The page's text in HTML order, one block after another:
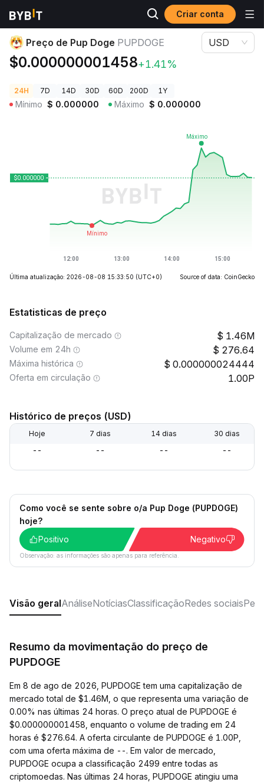
Criar conta
Preços de Criptomoedas Preço de Pup Doge PUPDOGE
Preço de Pup Doge PUPDOGE
$0.000000001458+1.41%
USD
24H 7D 14D 30D 60D 200D 1Y
Mínimo $ 0.000000 Máximo $ 0.000000
Última atualização: 2026-08-08 15:33:50 (UTC+0) Source of data: CoinGecko
Estatisticas de preço
Capitalização de mercado 1.46M
Volume em 24h 276.64
Máxima histórica 0.000000024444
Oferta em circulação 1.00P
Histórico de preços (USD)
Hoje 7 dias 14 dias 30 dias
-- -- -- --
Como você se sente sobre o/a Pup Doge (PUPDOGE)
hoje?
Positivo
Negativo
Observação: as informações são apenas para referência.
Visão geralAnáliseNotíciasClassificaçãoRedes sociais
Resumo da movimentação do preço de
PUPDOGE
Em 8 de ago de 2026, PUPDOGE tem uma capitalização de
mercado total de $1.46M, o que representa uma variação de
0.00% nas últimas 24 horas. O preço atual de PUPDOGE é
$0.000000001458, enquanto o volume de trading em 24
horas é $276.64. A oferta circulante de PUPDOGE é 1.00P,
com uma oferta máxima de --. Em valor de mercado,
PUPDOGE ocupa a classificação 2499 entre todas as
criptomoedas. Nas últimas 24 horas, PUPDOGE atingiu uma